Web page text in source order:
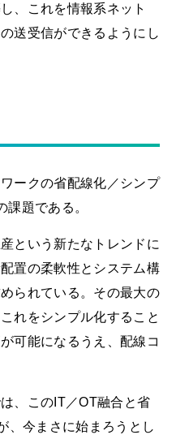
、これを情報系ネット
送受信ができるようにし
ークの省配線化／シンプ
課題である。
という新たなトレンドに
置の柔軟性とシステム構
られている。その最大の
れをシンプル化すること
可能になるうえ、配線コ
、このIT／OT融合と省
、今まさに始まろうとし